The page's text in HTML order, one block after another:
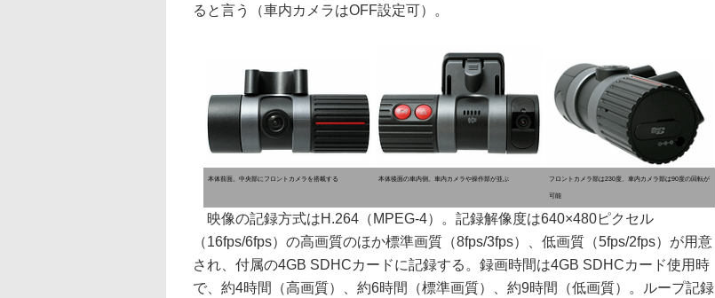
ると言う（車内カメラはOFF設定可）。
本体前面。中央部にフロントカメラを搭載する 本体後面の車内側。車内カメラや操作部が並ぶ フロントカメラ部は230度、車内カメラ部は90度の回転が
可能
映像の記録方式はH.264（MPEG-4）。記録解像度は640×480ピクセル
（16fps/6fps）の高画質のほか標準画質（8fps/3fps）、低画質（5fps/2fps）が用意
され、付属の4GB SDHCカードに記録する。録画時間は4GB SDHCカード使用時
で、約4時間（高画質）、約6時間（標準画質）、約9時間（低画質）。ループ記録